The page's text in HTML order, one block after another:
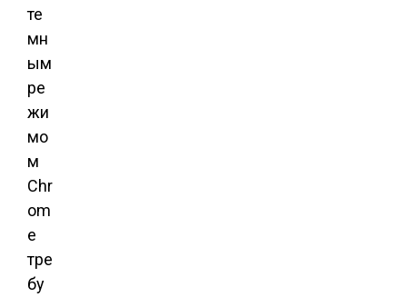
те
мн
ым
ре
жи
мо
м
Chr
om
e
тре
бу